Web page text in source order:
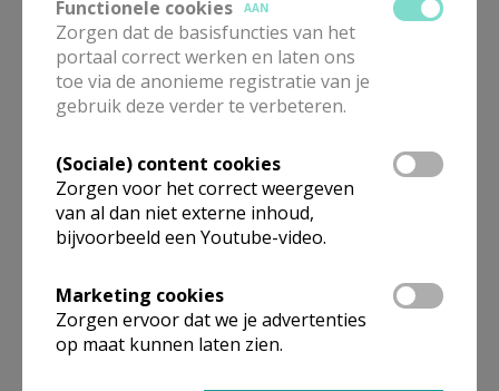
In deze kerk vinden geen weekendvieringen plaats. Via de
onderstaande lijst kan je het aanbod van kerken in de buurt
raadplegen.
Niet gevonden wat je zocht? Hier vind je
links naar kerken, eventueel van andere
Functionele cookies
AAN
Zorgen dat de basisfuncties van het
portaal correct werken en laten ons
toe via de anonieme registratie van je
gebruik deze verder te verbeteren.
(Sociale) content cookies
Zorgen voor het correct weergeven
van al dan niet externe inhoud,
bijvoorbeeld een Youtube-video.
Marketing cookies
Zorgen ervoor dat we je advertenties
op maat kunnen laten zien.